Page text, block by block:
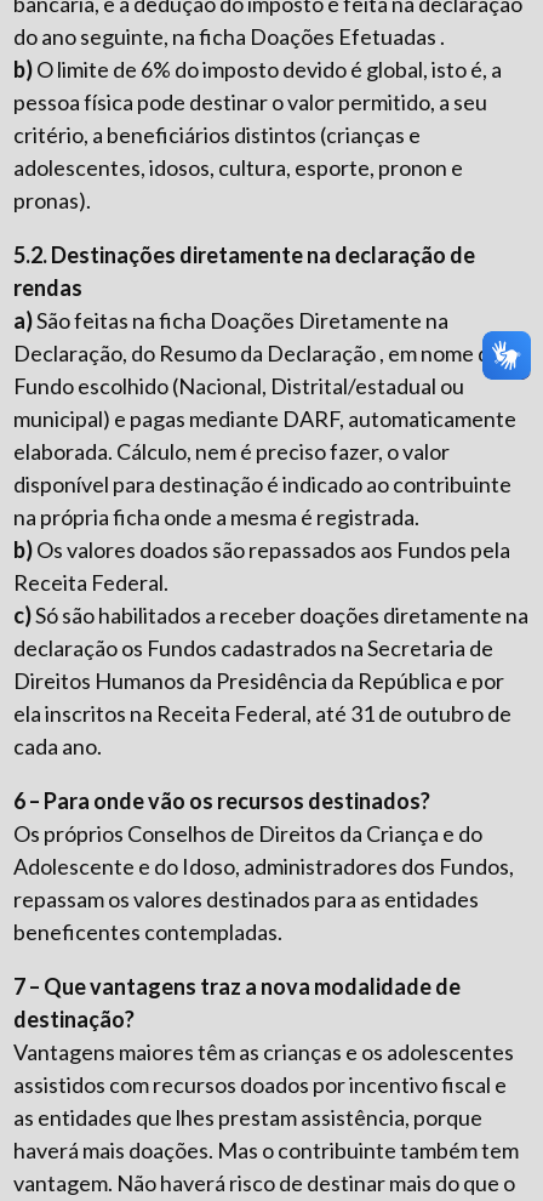
do ano seguinte, na ficha Doações Efetuadas .
b)O limite de 6% do imposto devido é global, isto é, a
pessoa física pode destinar o valor permitido, a seu
critério, a beneficiários distintos (crianças e
adolescentes, idosos, cultura, esporte, pronon e
pronas).
5.2. Destinações diretamente na declaração de
rendas
a)São feitas na ficha Doações Diretamente na
Declaração, do Resumo da Declaração , em nome do
Fundo escolhido (Nacional, Distrital/estadual ou
municipal) e pagas mediante DARF, automaticamente
elaborada. Cálculo, nem é preciso fazer, o valor
disponível para destinação é indicado ao contribuinte
na própria ficha onde a mesma é registrada.
b)Os valores doados são repassados aos Fundos pela
Receita Federal.
c)Só são habilitados a receber doações diretamente na
declaração os Fundos cadastrados na Secretaria de
Direitos Humanos da Presidência da República e por
ela inscritos na Receita Federal, até 31 de outubro de
cada ano.
6 – Para onde vão os recursos destinados?
Os próprios Conselhos de Direitos da Criança e do
Adolescente e do Idoso, administradores dos Fundos,
repassam os valores destinados para as entidades
beneficentes contempladas.
7 – Que vantagens traz a nova modalidade de
destinação?
Vantagens maiores têm as crianças e os adolescentes
assistidos com recursos doados por incentivo fiscal e
as entidades que lhes prestam assistência, porque
haverá mais doações. Mas o contribuinte também tem
vantagem. Não haverá risco de destinar mais do que o